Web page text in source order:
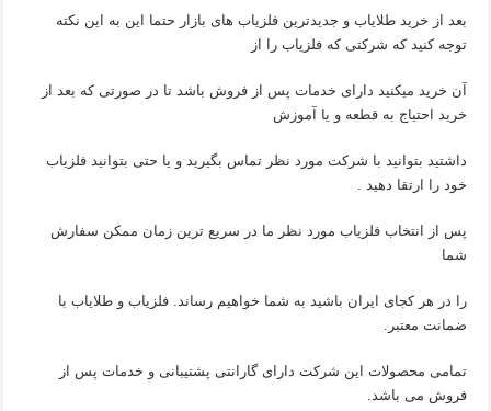
بعد از خرید طلایاب و جدیدترین فلزیاب های بازار حتما این به این نکته
توجه کنید که شرکتی که فلزیاب را از
آن خرید میکنید دارای خدمات پس از فروش باشد تا در صورتی که بعد از
خرید احتیاج به قطعه و یا آموزش
داشتید بتوانید با شرکت مورد نظر تماس بگیرید و یا حتی بتوانید فلزیاب
خود را ارتقا دهید .
پس از انتخاب فلزیاب مورد نظر ما در سریع ترین زمان ممکن سفارش
شما
را در هر کجای ایران باشید به شما خواهیم رساند. فلزیاب و طلایاب با
ضمانت معتبر.
تمامی محصولات این شرکت دارای گارانتی پشتیبانی و خدمات پس از
فروش می باشد.